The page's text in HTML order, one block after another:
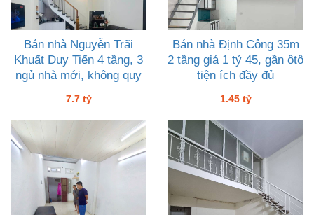
Bán nhà Nguyễn Trãi
Khuất Duy Tiến 4 tầng, 3
ngủ nhà mới, không quy
7.7 tỷ
Bán nhà Định Công 35m
2 tầng giá 1 tỷ 45, gần ôtô
tiện ích đầy đủ
1.45 tỷ